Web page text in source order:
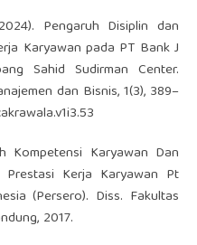
Pengaruh Disiplin dan
Karyawan pada PT Bank J
Sahid Sudirman Center.
dan Bisnis, 1(3), 389–
Kompetensi Karyawan Dan
Prestasi Kerja Karyawan Pt
(Persero). Diss. Fakultas
2017.